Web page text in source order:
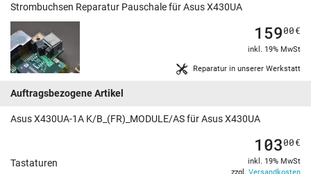
Strombuchsen Reparatur Pauschale für Asus X430UA
Reparatur in unserer Werkstatt
15900€
inkl. 19% MwSt
Auftragsbezogene Artikel
Asus X430UA-1A K/B_(FR)_MODULE/AS für Asus X430UA
Tastaturen
10300€
inkl. 19% MwSt